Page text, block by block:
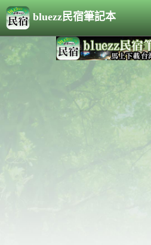
bluezz民宿筆記本